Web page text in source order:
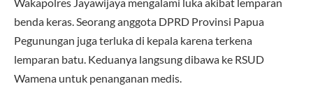
benda keras. Seorang anggota DPRD Provinsi Papua
Pegunungan juga terluka di kepala karena terkena
lemparan batu. Keduanya langsung dibawa ke RSUD
Wamena untuk penanganan medis.